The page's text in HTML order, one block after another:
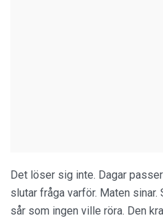
Det löser sig inte. Dagar
slutar fråga varför. Maten sinar.
sår som ingen ville röra. Den